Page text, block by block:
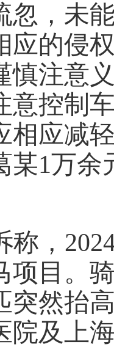
忽，未
应的侵
慎注意
意控制
相应减
某1万余
称，
项目。
突然抬
院及上